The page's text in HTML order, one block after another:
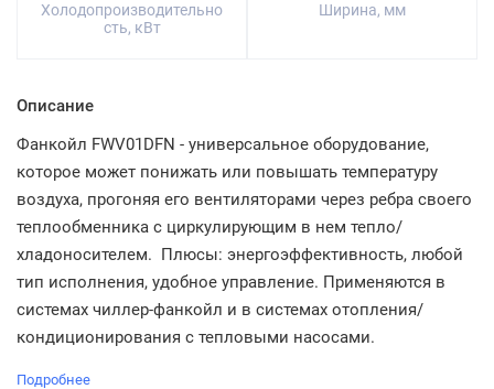
Холодопроизводительно
сть, кВт
Ширина, мм
Описание
Фанкойл FWV01DFN - универсальное оборудование,
которое может понижать или повышать температуру
воздуха, прогоняя его вентиляторами через ребра своего
теплообменника с циркулирующим в нем тепло/
хладоносителем. Плюсы: энергоэффективность, любой
тип исполнения, удобное управление. Применяются в
системах чиллер-фанкойл и в системах отопления/
кондиционирования с тепловыми насосами.
Подробнее